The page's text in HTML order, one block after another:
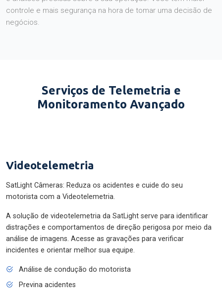
controle e mais segurança na hora de tomar uma decisão de
negócios.
Serviços de Telemetria e
Monitoramento Avançado
Videotelemetria
SatLight Câmeras: Reduza os acidentes e cuide do seu
motorista com a Videotelemetria.
A solução de videotelemetria da SatLight serve para identificar
distrações e comportamentos de direção perigosa por meio da
análise de imagens. Acesse as gravações para verificar
incidentes e orientar melhor sua equipe.
Análise de condução do motorista
Previna acidentes